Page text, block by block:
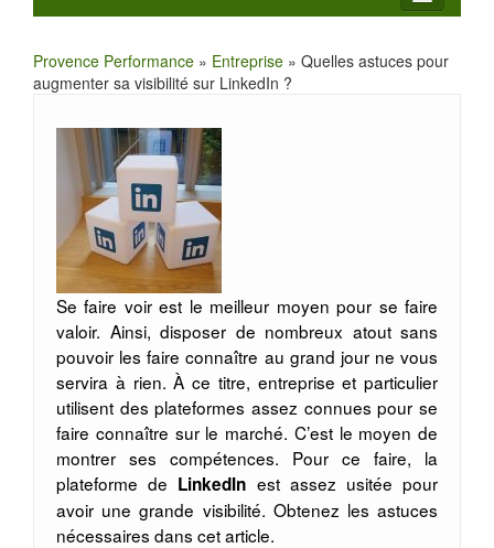
Provence Performance » Entreprise » Quelles astuces pour
augmenter sa visibilité sur LinkedIn ?
Se faire voir est le meilleur moyen pour se faire
valoir. Ainsi, disposer de nombreux atout sans
pouvoir les faire connaître au grand jour ne vous
servira à rien. À ce titre, entreprise et particulier
utilisent des plateformes assez connues pour se
faire connaître sur le marché. C’est le moyen de
montrer ses compétences. Pour ce faire, la
plateforme de LinkedIn est assez usitée pour
avoir une grande visibilité. Obtenez les astuces
nécessaires dans cet article.